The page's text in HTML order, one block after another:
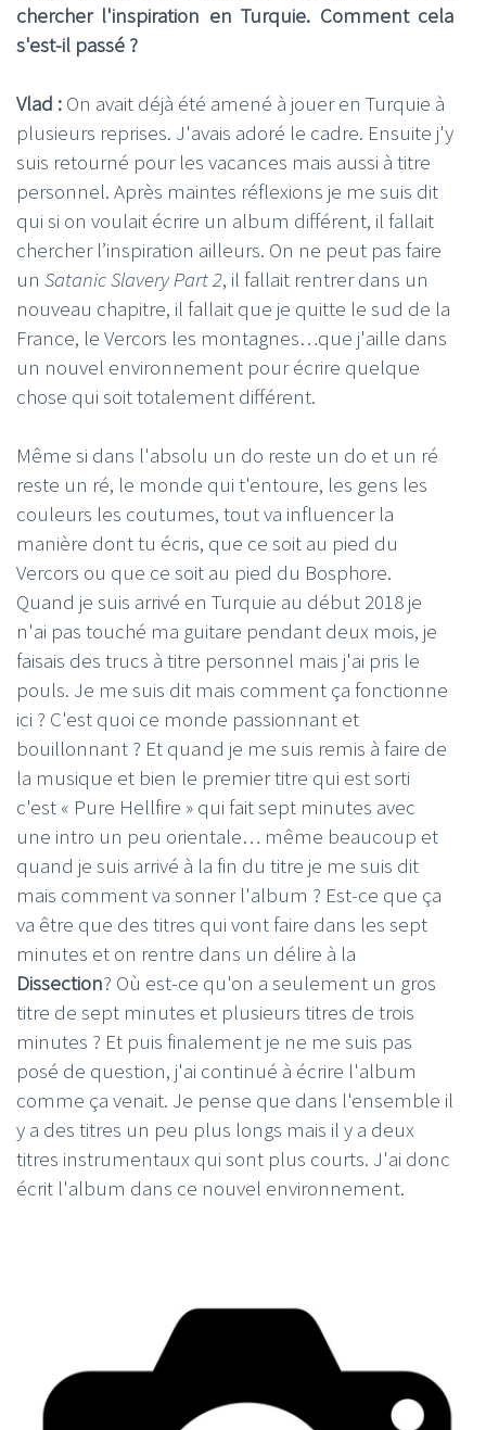
chercher l'inspiration en Turquie. Comment cela
s'est-il passé ?
Vlad : On avait déjà été amené à jouer en Turquie à
plusieurs reprises. J'avais adoré le cadre. Ensuite j'y
suis retourné pour les vacances mais aussi à titre
personnel. Après maintes réflexions je me suis dit
qui si on voulait écrire un album différent, il fallait
chercher l’inspiration ailleurs. On ne peut pas faire
un Satanic Slavery Part 2, il fallait rentrer dans un
nouveau chapitre, il fallait que je quitte le sud de la
France, le Vercors les montagnes…que j'aille dans
un nouvel environnement pour écrire quelque
chose qui soit totalement différent.
Même si dans l'absolu un do reste un do et un ré
reste un ré, le monde qui t'entoure, les gens les
couleurs les coutumes, tout va influencer la
manière dont tu écris, que ce soit au pied du
Vercors ou que ce soit au pied du Bosphore.
Quand je suis arrivé en Turquie au début 2018 je
n'ai pas touché ma guitare pendant deux mois, je
faisais des trucs à titre personnel mais j'ai pris le
pouls. Je me suis dit mais comment ça fonctionne
ici ? C'est quoi ce monde passionnant et
bouillonnant ? Et quand je me suis remis à faire de
la musique et bien le premier titre qui est sorti
c'est « Pure Hellfire » qui fait sept minutes avec
une intro un peu orientale… même beaucoup et
quand je suis arrivé à la fin du titre je me suis dit
mais comment va sonner l'album ? Est-ce que ça
va être que des titres qui vont faire dans les sept
minutes et on rentre dans un délire à la
Dissection? Où est-ce qu'on a seulement un gros
titre de sept minutes et plusieurs titres de trois
minutes ? Et puis finalement je ne me suis pas
posé de question, j'ai continué à écrire l'album
comme ça venait. Je pense que dans l'ensemble il
y a des titres un peu plus longs mais il y a deux
titres instrumentaux qui sont plus courts. J'ai donc
écrit l'album dans ce nouvel environnement.